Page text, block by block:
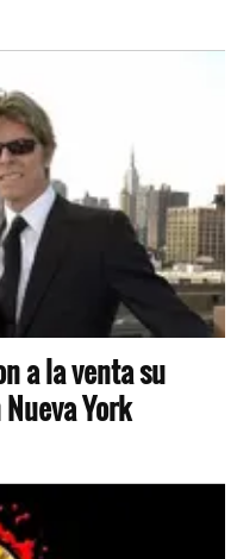
a la venta su
York